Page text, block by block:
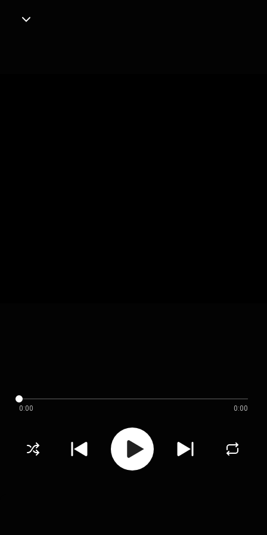
0:00 0:00